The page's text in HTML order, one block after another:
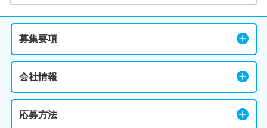
募集要項
会社情報
応募方法